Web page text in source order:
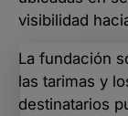
visibilidad
La fundación
las tarimas y
destinatarios